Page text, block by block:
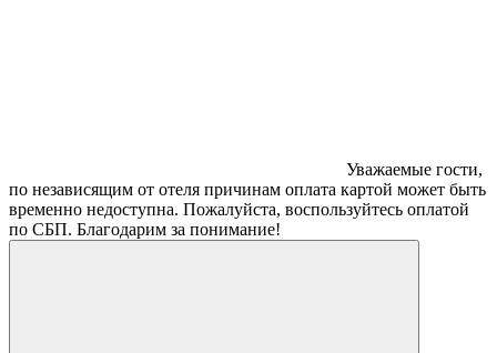
Уважаемые гости,
по независящим от отеля причинам оплата картой может быть
временно недоступна. Пожалуйста, воспользуйтесь оплатой
по СБП. Благодарим за понимание!